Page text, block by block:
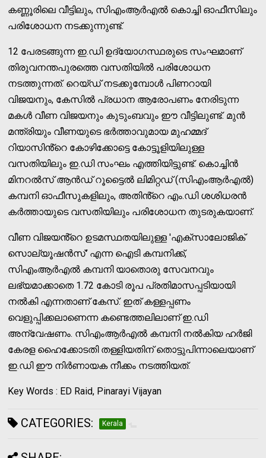
കണ്ണൂരിലെ വീട്ടിലും, സിഎംആര്‍എല്‍ കൊച്ചി ഓഫീസിലും
പരിശോധന നടക്കുന്നുണ്ട്.
12 പേരടങ്ങുന്ന ഇ.ഡി ഉദ്യോഗസ്ഥരുടെ സംഘമാണ്
തിരുവനന്തപുരത്തെ വസതിയിൽ പരിശോധന
നടത്തുന്നത്. റെയ്ഡ് നടക്കുമ്പോൾ പിണറായി
വിജയനും, കേസിൽ പ്രധാന ആരോപണം നേരിടുന്ന
മകൾ വീണ വിജയനും കുടുംബവും ഈ വീട്ടിലുണ്ട്. മുൻ
മന്ത്രിയും വീണയുടെ ഭർത്താവുമായ മുഹമ്മദ്
റിയാസിൻ്റെ കോഴിക്കോട്ടെ കോട്ടൂളിയിലുള്ള
വസതിയിലും ഇ.ഡി സംഘം എത്തിയിട്ടുണ്ട്. കൊച്ചിൻ
മിനറൽസ് ആൻഡ് റൂട്ടൈൽ ലിമിറ്റഡ് (സിഎംആർഎൽ)
കമ്പനി ഓഫീസുകളിലും, അതിൻ്റെ എം.ഡി ശശിധരൻ
കർത്തായുടെ വസതിയിലും പരിശോധന തുടരുകയാണ്.
വീണ വിജയൻ്റെ ഉടമസ്ഥതയിലുള്ള 'എക്സാലോജിക്
സൊല്യൂഷൻസ്' എന്ന ഐടി കമ്പനിക്ക്,
സിഎംആർഎൽ കമ്പനി യാതൊരു സേവനവും
ലഭ്യമാക്കാതെ 1.72 കോടി രൂപ പ്രതിമാസപ്പടിയായി
നൽകി എന്നതാണ് കേസ്. ഇത് കള്ളപ്പണം
വെളുപ്പിക്കലാണെന്ന കണ്ടെത്തലിലാണ് ഇ.ഡി
അന്വേഷണം. സിഎംആർഎൽ കമ്പനി നൽകിയ ഹർജി
കേരള ഹൈക്കോടതി തള്ളിയതിന് തൊട്ടുപിന്നാലെയാണ്
ഇ.ഡി ഈ നിർണായക നീക്കം നടത്തിയത്.
Key Words : ED Raid, Pinarayi Vijayan
CATEGORIES: Kerala